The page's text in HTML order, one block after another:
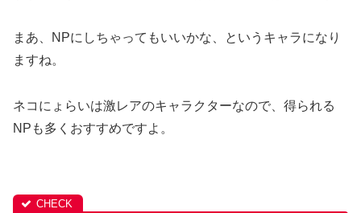
まあ、NPにしちゃってもいいかな、というキャラになり
ますね。
ネコにょらいは激レアのキャラクターなので、得られる
NPも多くおすすめですよ。